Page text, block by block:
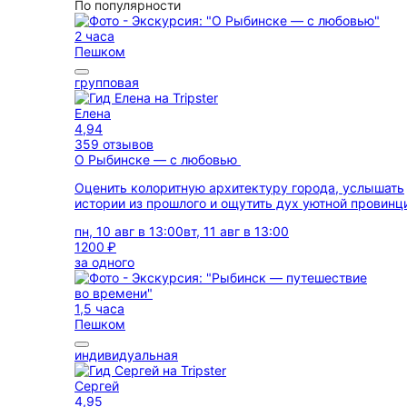
По популярности
2 часа
Пешком
групповая
Елена
4,94
359 отзывов
О Рыбинске — с любовью
Оценить колоритную архитектуру города, услышать
истории из прошлого и ощутить дух уютной
пн, 10 авг в 13:00вт, 11 авг в 13:00
1200 ₽
за одного
1,5 часа
Пешком
индивидуальная
Сергей
4,95